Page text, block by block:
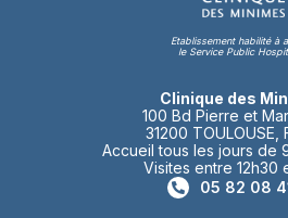
Etablissement habilité à
le Service Public
Clinique des
100 Bd Pierre et
31200 TOULOUSE,
Accueil tous les jours de
Visites entre 12h30
05 82 08